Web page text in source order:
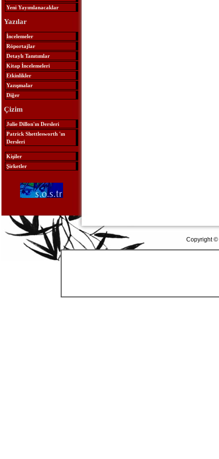
Yeni Yayımlanacaklar
Yazılar
İncelemeler
Röportajlar
Detaylı Tanıtımlar
Kitap İncelemeleri
Etkinlikler
Yazışmalar
Diğer
Çizim
Julie Dillon'ın Dersleri
Patrick Shettlesworth 'ın
Dersleri
Kişiler
Şirketler
Copyright ©